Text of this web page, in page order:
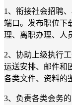
1、衔接社会招聘
端口。发布职位下
理、离职办理、人
2、协助上级执行
运送安排、邮件和
各类文件、资料的
3、负责各类会务